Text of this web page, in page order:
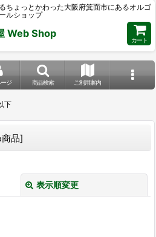
ちょっとかわった大阪府箕面市にあるオルゴ
ールショップ
Web Shop
カート
ジ 商品検索 ご利用案内
下
品]
表示順変更